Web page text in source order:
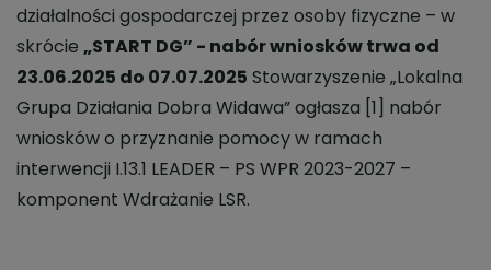
działalności gospodarczej przez osoby fizyczne – w
skrócie „START DG” - nabór wniosków trwa od
23.06.2025 do 07.07.2025 Stowarzyszenie „Lokalna
Grupa Działania Dobra Widawa” ogłasza [1] nabór
wniosków o przyznanie pomocy w ramach
interwencji I.13.1 LEADER – PS WPR 2023-2027 –
komponent Wdrażanie LSR.